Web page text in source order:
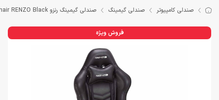
صندلی کامپیوتر صندلی گیمینگ صندلی گیمینگ رنزو Gaming Chair RENZO Black
فروش ویژه